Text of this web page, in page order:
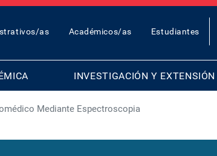
as Académicos/as Estudiantes
INVESTIGACIÓN Y EXTENSIÓN
Mediante Espectroscopia